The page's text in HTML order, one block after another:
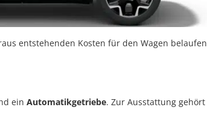
entstehenden Kosten für den Wagen belaufen
ein Automatikgetriebe. Zur Ausstattung gehört